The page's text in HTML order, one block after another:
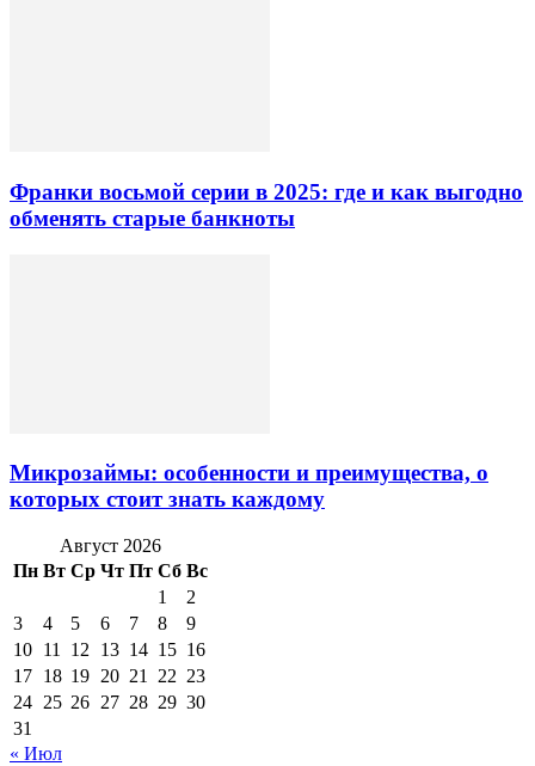
Франки восьмой серии в 2025: где и как выгодно
обменять старые банкноты
Микрозаймы: особенности и преимущества, о
которых стоит знать каждому
Август 2026
Пн Вт Ср Чт Пт Сб Вс
1
2
3
4 5 6 7 8
9
10 11 12 13 14 15 16
17 18 19 20 21 22 23
24 25 26 27 28 29 30
31
« Июл